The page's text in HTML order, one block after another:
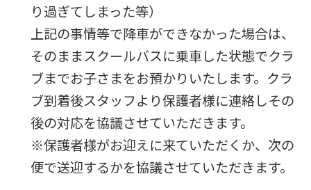
り過ぎてしまった等）
上記の事情等で降車ができなかった場合は、
そのままスクールバスに乗車した状態でクラ
ブまでお子さまをお預かりいたします。クラ
ブ到着後スタッフより保護者様に連絡しその
後の対応を協議させていただきます。
※保護者様がお迎えに来ていただくか、次の
便で送迎するかを協議させていただきます。
original
content.
We
ask
that
you
fully
understand